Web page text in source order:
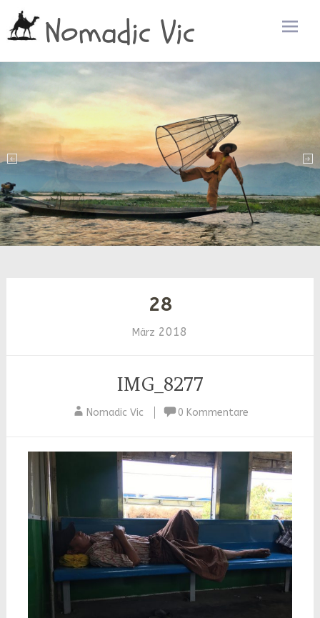
Nomadic Vic
28
März 2018
IMG_8277
Nomadic Vic 0 Kommentare